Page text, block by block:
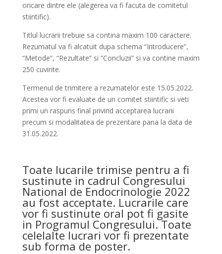
oricare dintre ele (alegerea va fi facuta de comitetul
stiintific).
Titlul lucrarii trebuie sa contina maxim 100 caractere.
Rezumatul va fi alcatuit dupa schema “Introducere”,
“Metode”, “Rezultate” si “Concluzii” si va contine maxim
250 cuvinte.
Termenul de trimitere a rezumatelor este 15.05.2022.
Acestea vor fi evaluate de un comitet stiintific si veti
primi un raspuns final privind acceptarea lucrarii
precum si modalitatea de prezentare pana la data de
31.05.2022.
Toate lucarile trimise pentru a fi
sustinute in cadrul Congresului
National de Endocrinologie 2022
au fost acceptate. Lucrarile care
vor fi sustinute oral pot fi gasite
in Programul Congresului. Toate
celelalte lucrari vor fi prezentate
sub forma de poster.